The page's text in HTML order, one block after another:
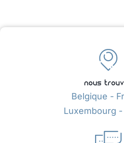
nous
Belgique -
Luxembourg